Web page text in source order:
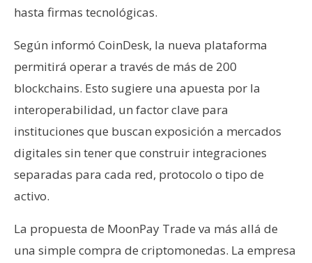
R
c
u
r
s
s
o
hasta firmas tecnológicas.
Según informó CoinDesk, la nueva plataforma
permitirá operar a través de más de 200
blockchains. Esto sugiere una apuesta por la
interoperabilidad, un factor clave para
instituciones que buscan exposición a mercados
digitales sin tener que construir integraciones
separadas para cada red, protocolo o tipo de
activo.
La propuesta de MoonPay Trade va más allá de
una simple compra de criptomonedas. La empresa